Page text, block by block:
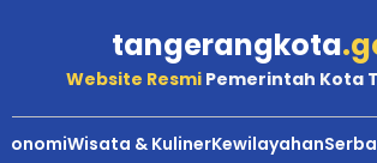
tangerangkota
Website Resmi Pemerintah Kota
Wisata & KulinerKewilayahan